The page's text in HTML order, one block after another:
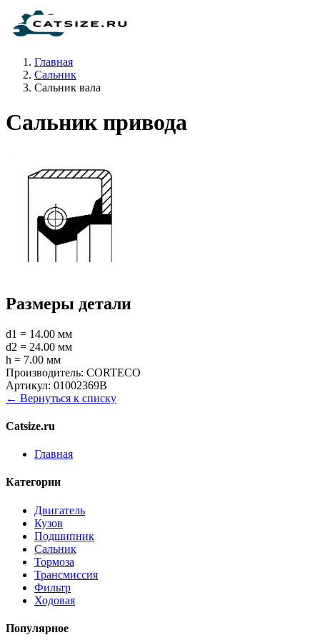
Главная
Сальник
Сальник вала
Сальник привода
Размеры детали
d1 = 14.00 мм
d2 = 24.00 мм
h = 7.00 мм
Производитель: CORTECO
Артикул: 01002369B
← Вернуться к списку
Catsize.ru
Главная
Категории
Двигатель
Кузов
Подшипник
Сальник
Тормоза
Трансмиссия
Фильтр
Ходовая
Популярное